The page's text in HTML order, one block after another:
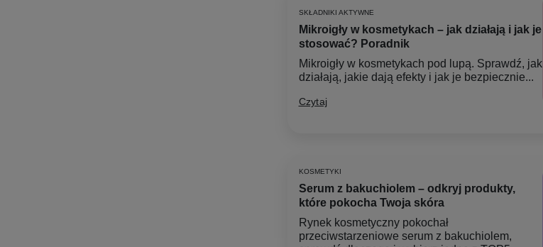
SKŁADNIKI AKTYWNE
Mikroigły w kosmetykach – jak działają i jak je
stosować? Poradnik
Mikroigły w kosmetykach pod lupą. Sprawdź, jak
działają, jakie dają efekty i jak je bezpiecznie...
Czytaj
KOSMETYKI
Serum z bakuchiolem – odkryj produkty,
które pokocha Twoja skóra
Rynek kosmetyczny pokochał
przeciwstarzeniowe serum z bakuchiolem,